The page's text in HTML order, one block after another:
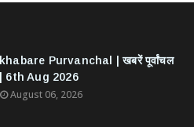
khabare Purvanchal | खबरें पूर्वांचल
| 6th Aug 2026
August 06, 2026